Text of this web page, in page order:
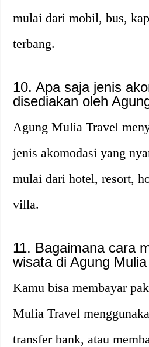
mulai dari mobil, bus,
terbang.
10. Apa saja jenis
disediakan oleh
Agung Mulia Travel
jenis akomodasi yang
mulai dari hotel, resort,
villa.
11. Bagaimana cara
wisata di Agung
Kamu bisa membayar
Mulia Travel
transfer bank, atau